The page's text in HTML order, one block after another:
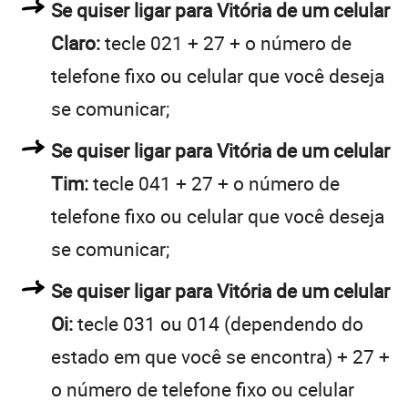
Se quiser ligar para Vitória de um celular
Claro:tecle 021 + 27 + o número de
telefone fixo ou celular que você deseja
se comunicar;
Se quiser ligar para Vitória de um celular
Tim:tecle 041 + 27 + o número de
telefone fixo ou celular que você deseja
se comunicar;
Se quiser ligar para Vitória de um celular
Oi:tecle 031 ou 014 (dependendo do
estado em que você se encontra) + 27 +
o número de telefone fixo ou celular